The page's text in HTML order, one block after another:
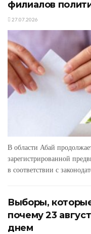
филиалов
27.07.2026
В области Абай
зарегистрированной
в соответствии с
Выборы,
почему 23
днем